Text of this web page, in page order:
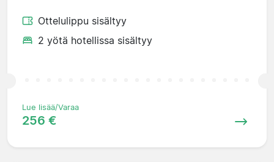
Ottelulippu sisältyy
2 yötä hotellissa sisältyy
Lue lisää/Varaa
256 €